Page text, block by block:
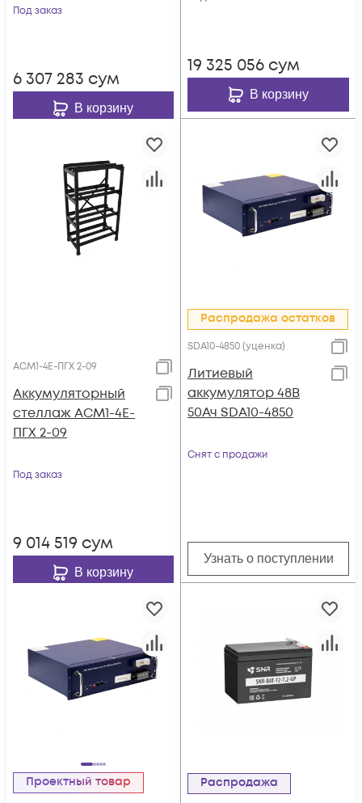
Под заказ
6 307 283 сум
В корзину
19 325 056 сум
В корзину
АСМ1-4E-ПГХ 2-09
Аккумуляторный
стеллаж АСМ1-4E-
ПГХ 2-09
Под заказ
9 014 519 сум
В корзину
Распродажа остатков
SDA10-4850 (уценка)
Литиевый
аккумулятор 48В
50Ач SDA10-4850
Снят с продажи
Узнать о поступлении
Проектный товар Распродажа